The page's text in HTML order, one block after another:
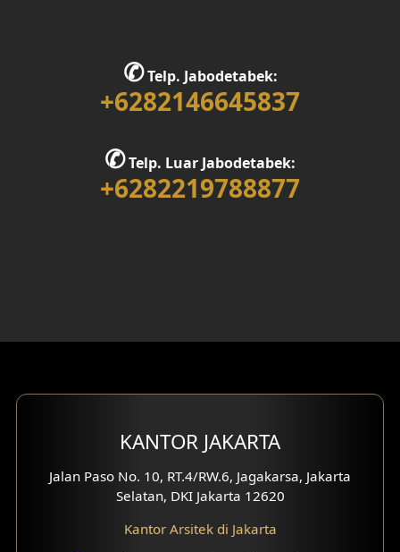
✆Telp. Jabodetabek:
+6282146645837
✆Telp. Luar Jabodetabek:
+6282219788877
KANTOR JAKARTA
Jalan Paso No. 10, RT.4/RW.6, Jagakarsa, Jakarta
Selatan, DKI Jakarta 12620
Kantor Arsitek di Jakarta